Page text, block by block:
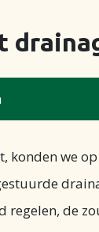
konden we
regelen, de